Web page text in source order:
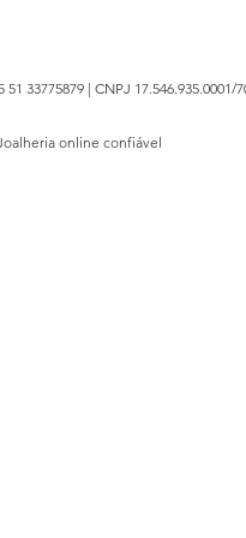
33775879 | CNPJ 17.546.935.0001/
online confiável